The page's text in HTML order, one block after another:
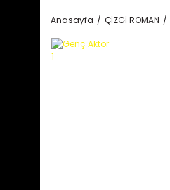
Anasayfa ÇİZGİ ROMAN